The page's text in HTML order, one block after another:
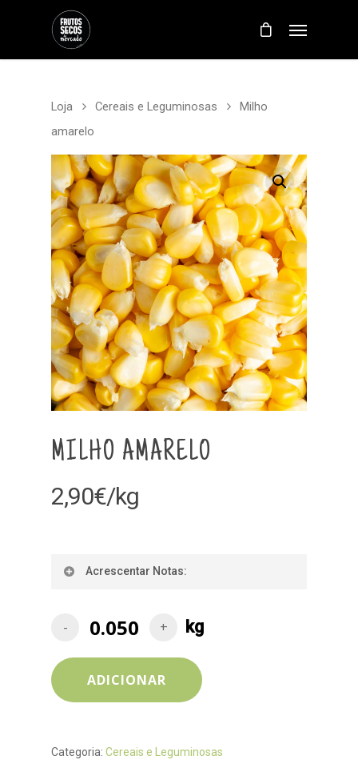
Loja Cereais e Leguminosas
Milho
amarelo
MILHO AMARELO
2,90€/kg
Acrescentar Notas:
ADICIONAR
Categoria: Cereais e Leguminosas